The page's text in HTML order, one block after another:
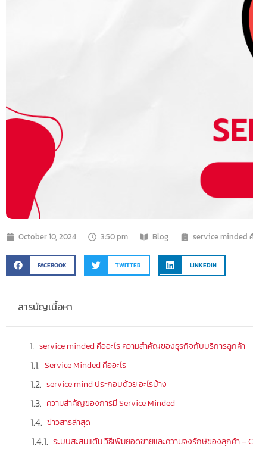
October 10, 2024 3:50 pm Blog service minded
FACEBOOK TWITTER LINKEDIN
สารบัญเนื้อหา
service minded คืออะไร ความสำคัญของธุรกิจกับบริการลูกค้า
Service Minded คืออะไร
service mind ประกอบด้วย อะไรบ้าง
ความสำคัญของการมี Service Minded
ข่าวสารล่าสุด
ระบบสะสมแต้ม วิธีเพิ่มยอดขายและความจงรักษ์ของลูกค้า –